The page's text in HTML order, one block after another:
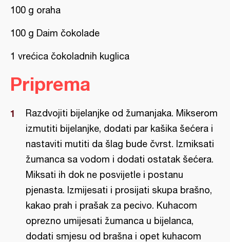
100 g oraha
100 g Daim čokolade
1 vrećica čokoladnih kuglica
Priprema
Razdvojiti bijelanjke od žumanjaka. Mikserom
izmutiti bijelanjke, dodati par kašika šećera i
nastaviti mutiti da šlag bude čvrst. Izmiksati
žumanca sa vodom i dodati ostatak šećera.
Miksati ih dok ne posvijetle i postanu
pjenasta. Izmijesati i prosijati skupa brašno,
kakao prah i prašak za pecivo. Kuhacom
oprezno umijesati žumanca u bijelanca,
dodati smjesu od brašna i opet kuhacom